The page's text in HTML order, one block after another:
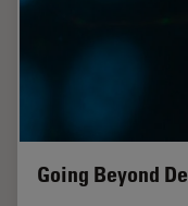
Going Beyond